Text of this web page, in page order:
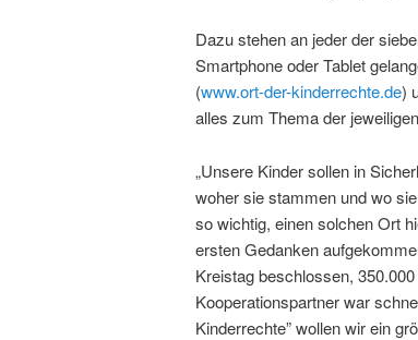
Dazu stehen an jeder der
Smartphone oder Tablet
(www.ort-der-kinderrechte.de)
alles zum Thema der
„Unsere Kinder sollen in
woher sie stammen und wo
so wichtig, einen solchen Ort
ersten Gedanken
Kreistag beschlossen,
Kooperationspartner war
Kinderrechte” wollen wir ein